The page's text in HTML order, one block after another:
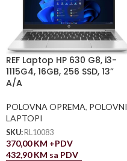
REF Laptop HP 630 G8, i3-
1115G4, 16GB, 256 SSD, 13”
A/A
POLOVNA OPREMA, POLOVNI
LAPTOPI
SKU: RL10083
370,00KM +PDV
432,90KM sa PDV